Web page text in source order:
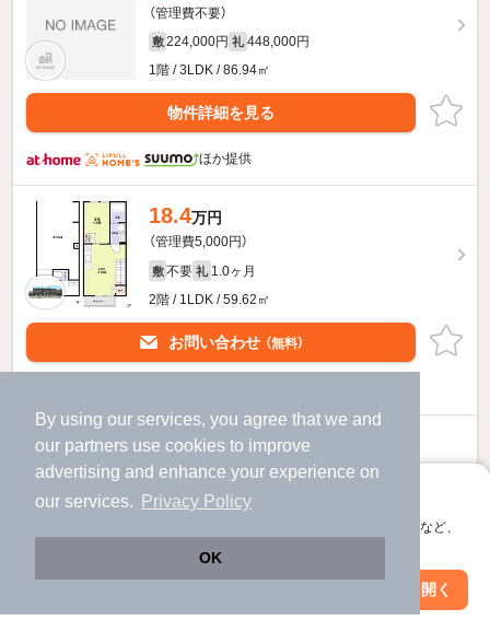
By using our services, you agree that we and
our partners use cookies to improve
advertising and enhance your experience on
our services.
Privacy Policy
OK
アプリに切り替えて、サクサクお部屋探し
会員登録なしですぐ使える。マップ検索やお気に入り保存など、
アプリを開く
（管理費不要）
敷 224,000円 礼 448,000円
1階 / 3LDK / 86.94㎡
物件詳細を見る
ほか提供
18.4万円
（管理費5,000円）
敷 不要 礼 1.0ヶ月
2階 / 1LDK / 59.62㎡
お問い合わせ （無料）
18.3万円
（管理費5,000円）
敷 不要 礼 1.0ヶ月
提供
絞り込み条件を変更